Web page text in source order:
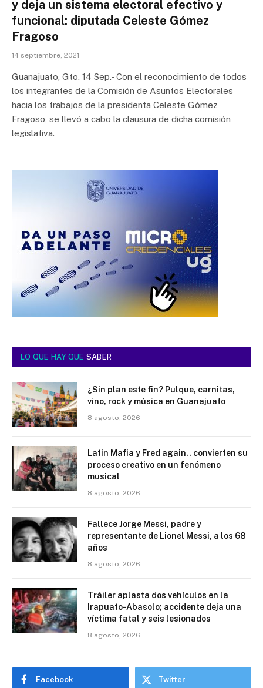
y deja un sistema electoral efectivo y
funcional: diputada Celeste Gómez
Fragoso
14 septiembre, 2021
Guanajuato, Gto. 14 Sep.- Con el reconocimiento de todos
los integrantes de la Comisión de Asuntos Electorales
hacia los trabajos de la presidenta Celeste Gómez
Fragoso, se llevó a cabo la clausura de dicha comisión
legislativa.
LO QUE HAY QUE SABER
¿Sin plan este fin? Pulque, carnitas,
vino, rock y música en Guanajuato
8 agosto, 2026
Latin Mafia y Fred again.. convierten su
proceso creativo en un fenómeno
musical
8 agosto, 2026
Fallece Jorge Messi, padre y
representante de Lionel Messi, a los 68
años
8 agosto, 2026
Tráiler aplasta dos vehículos en la
Irapuato-Abasolo; accidente deja una
víctima fatal y seis lesionados
8 agosto, 2026
Facebook Twitter